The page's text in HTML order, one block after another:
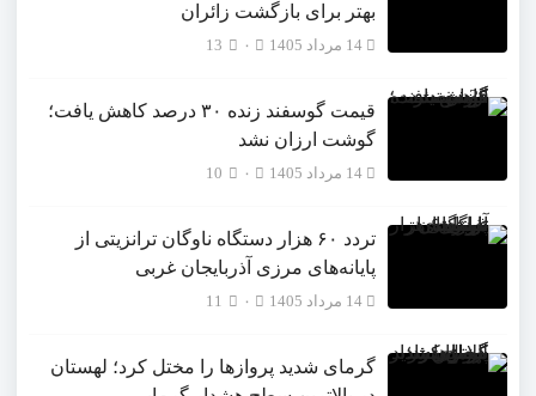
بهتر برای بازگشت زائران
14 مرداد 1405 13
قیمت گوسفند زنده ۳۰ درصد کاهش یافت؛
گوشت ارزان نشد
14 مرداد 1405 10
تردد ۶۰ هزار دستگاه ناوگان ترانزیتی از
پایانه‌های مرزی آذربایجان ‌غربی
14 مرداد 1405 11
گرمای شدید پروازها را مختل کرد؛ لهستان